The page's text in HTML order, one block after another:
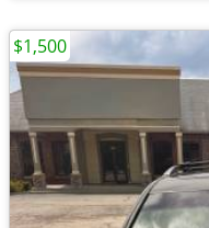
$1,500